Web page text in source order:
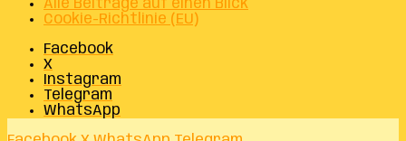
Alle Beiträge auf einen Blick
Cookie-Richtlinie (EU)
Facebook
X
Instagram
Telegram
WhatsApp